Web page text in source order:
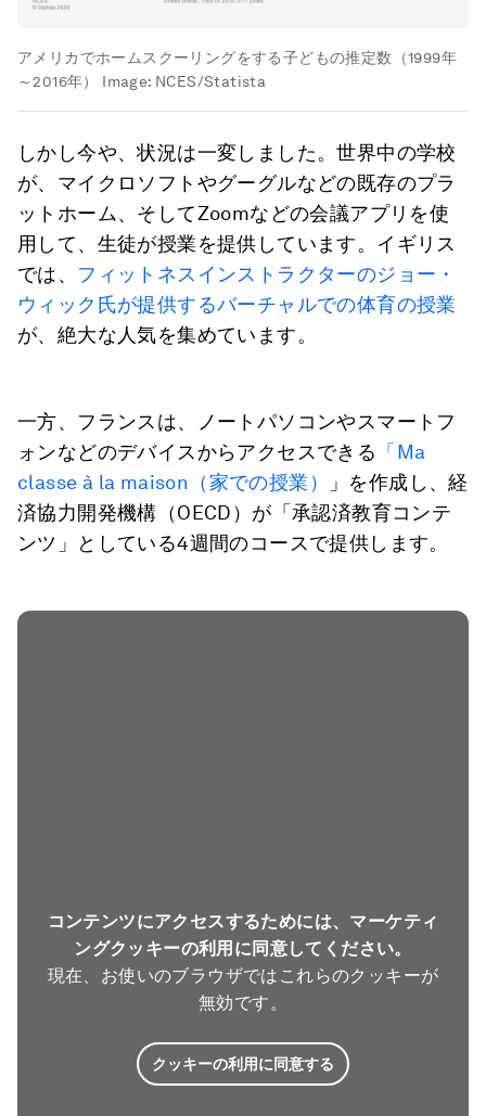
アメリカでホームスクーリングをする子どもの推定数（1999年
～2016年）
Image: NCES/Statista
しかし今や、状況は一変しました。世界中の学校
が、マイクロソフトやグーグルなどの既存のプラ
ットホーム、そしてZoomなどの会議アプリを使
用して、生徒が授業を提供しています。イギリス
では、 フィットネスインストラクターのジョー・
ウィック氏が提供するバーチャルでの体育の授業
が、絶大な人気を集めています。
一方、フランスは、ノートパソコンやスマートフ
ォンなどのデバイスからアクセスできる 「 Ma
classe à la maison（家での授業）
」を作成し、経
済協力開発機構（OECD）が「承認済教育コンテ
ンツ」としている4週間のコースで提供します。
コンテンツにアクセスするためには、マーケティ
ングクッキーの利用に同意してください。
現在、お使いのブラウザではこれらのクッキーが
無効です。
クッキーの利用に同意する